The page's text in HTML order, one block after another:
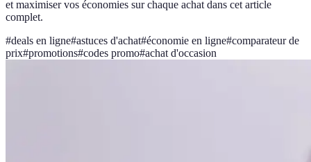
et maximiser vos économies sur chaque achat dans cet article
complet.
#deals en ligne#astuces d'achat#économie en ligne#comparateur de
prix#promotions#codes promo#achat d'occasion